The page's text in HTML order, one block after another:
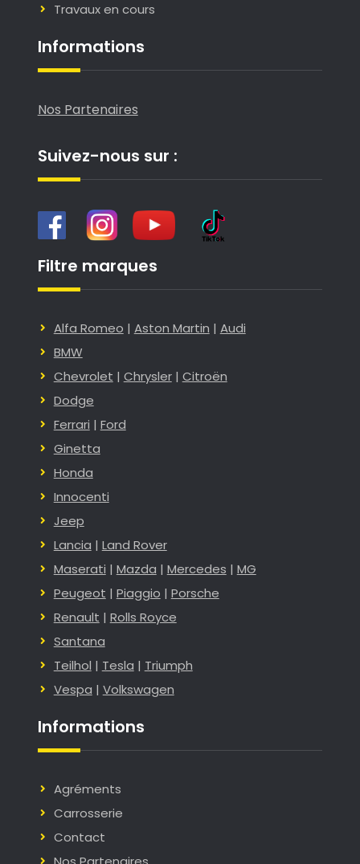
Travaux en cours
Informations
Nos Partenaires
Suivez-nous sur :
Filtre marques
Alfa Romeo | Aston Martin | Audi
BMW
Chevrolet | Chrysler| Citroën
Dodge
Ferrari | Ford
Ginetta
Honda
Innocenti
Jeep
Lancia | Land Rover
Maserati | Mazda | Mercedes | MG
Peugeot | Piaggio | Porsche
Renault | Rolls Royce
Santana
Teilhol | Tesla | Triumph
Vespa | Volkswagen
Informations
Agréments
Carrosserie
Contact